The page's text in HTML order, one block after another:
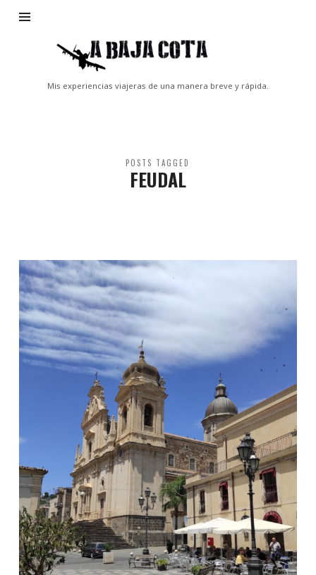
Baja
Cota
Mis experiencias viajeras de una manera breve y rápida.
POSTS TAGGED
FEUDAL